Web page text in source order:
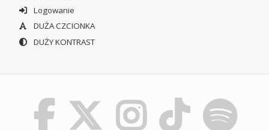
Logowanie
DUŻA CZCIONKA
DUŻY KONTRAST